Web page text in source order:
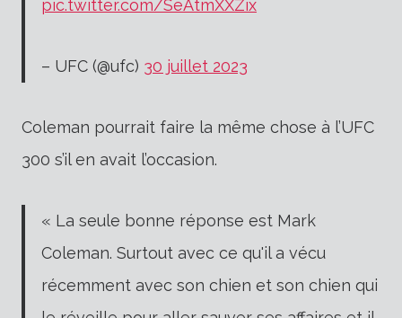
pic.twitter.com/SeAtmXXZix
– UFC (@ufc) 30 juillet 2023
Coleman pourrait faire la même chose à l’UFC
300 s’il en avait l’occasion.
« La seule bonne réponse est Mark
Coleman. Surtout avec ce qu'il a vécu
récemment avec son chien et son chien qui